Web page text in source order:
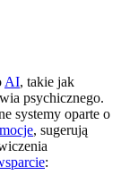
AI, takie jak
psychicznego.
systemy oparte o
, sugerują
: